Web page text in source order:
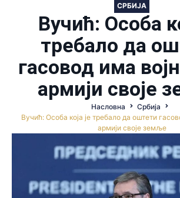
СРБИЈА
Вучић: Особа
требало да
гасовод има
армији своје
Насловна
Србија
Вучић: Особа која је требало да оштети
армији своје земље